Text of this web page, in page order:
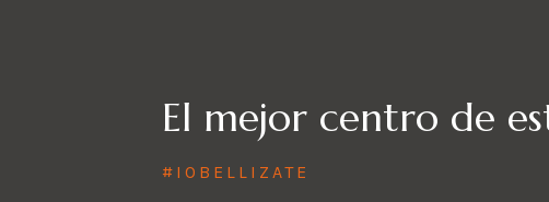
El mejor centro de
#IOBELLIZATE